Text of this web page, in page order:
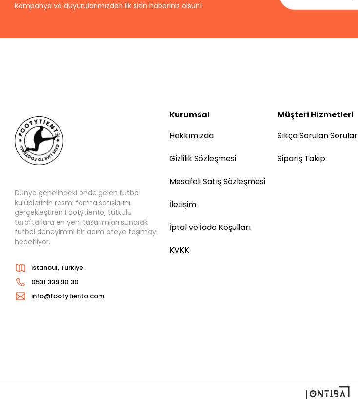
Kampanya ve duyurularımızdan ilk sizin haberiniz olsun!
Dünya genelindeki önde gelen futbol
kulüplerinin resmi forma satışlarını
gerçekleştiren Footytiento, tutkulu
taraftarlara en yeni tasarımları sunarak
futbol deneyimini bir adım öteye taşımayı
hedefliyor.
İstanbul, Türkiye
0531 339 90 30
info@footytiento.com
Kurumsal
Hakkımızda
Gizlilik Sözleşmesi
Mesafeli Satış Sözleşmesi
İletişim
İptal ve İade Koşulları
KVKK
Müşteri Hizmetleri
Sıkça Sorulan Sorular
Sipariş Takip